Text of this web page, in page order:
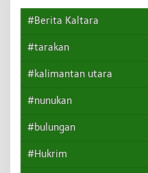
#Berita Kaltara
#tarakan
#kalimantan utara
#nunukan
#bulungan
#Hukrim